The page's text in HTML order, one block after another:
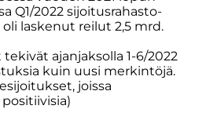
Q1/2022 sijoitusrahasto-
laskenut reilut 2,5 mrd.
ajanjaksolla 1-6/2022
kuin uusi merkintöjä.
joissa